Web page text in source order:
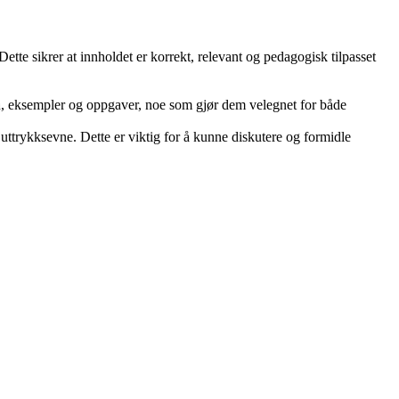
sikrer at innholdet er korrekt, relevant og pedagogisk tilpasset
og oppgaver, noe som gjør dem velegnet for både
Dette er viktig for å kunne diskutere og formidle